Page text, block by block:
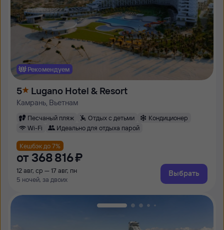
Рекомендуем
5 Lugano Hotel & Resort
Камрань, Вьетнам
Песчаный пляж Отдых с детьми
Кондиционер
Wi-Fi
Идеально для отдыха парой
Кешбэк до 7%
от 368 ⁠816 ⁠₽
12 авг, ср — 17 авг, пн
5 ночей, за двоих
Выбрать